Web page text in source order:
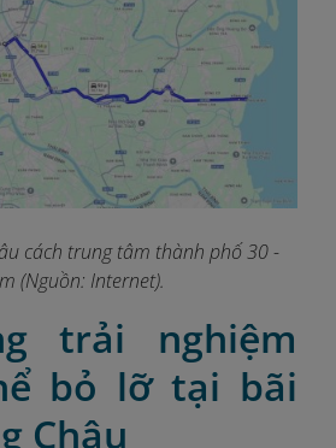
cách trung tâm thành phố 30 -
(Nguồn: Internet).
trải nghiệm
bỏ lỡ tại bãi
Châu